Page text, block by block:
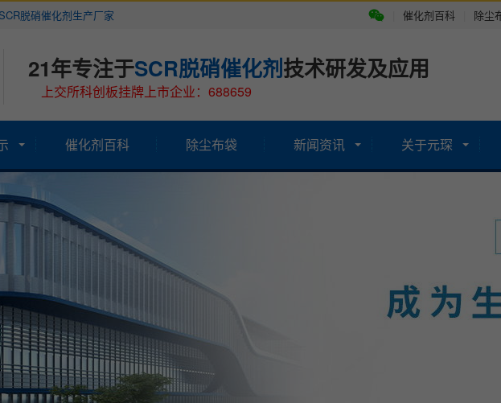
催化剂百科 除尘
脱硝催化剂生产厂家
21年专注于SCR脱硝催化剂技术研发及应用
上交所科创板挂牌上市企业：688659
催化剂百科 除尘布袋 新闻资讯 关于元琛